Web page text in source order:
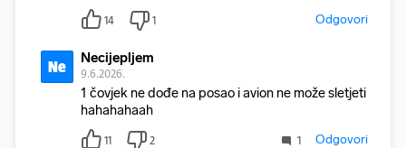
14 1 Odgovori
Ne Necijepljem
9.6.2026.
1 čovjek ne dođe na posao i avion ne može sletjeti
hahahahaah
11 2 1 Odgovori